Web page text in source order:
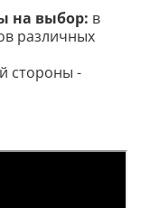
на выбор: в
различных
стороны -